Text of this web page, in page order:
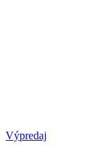
Výpredaj